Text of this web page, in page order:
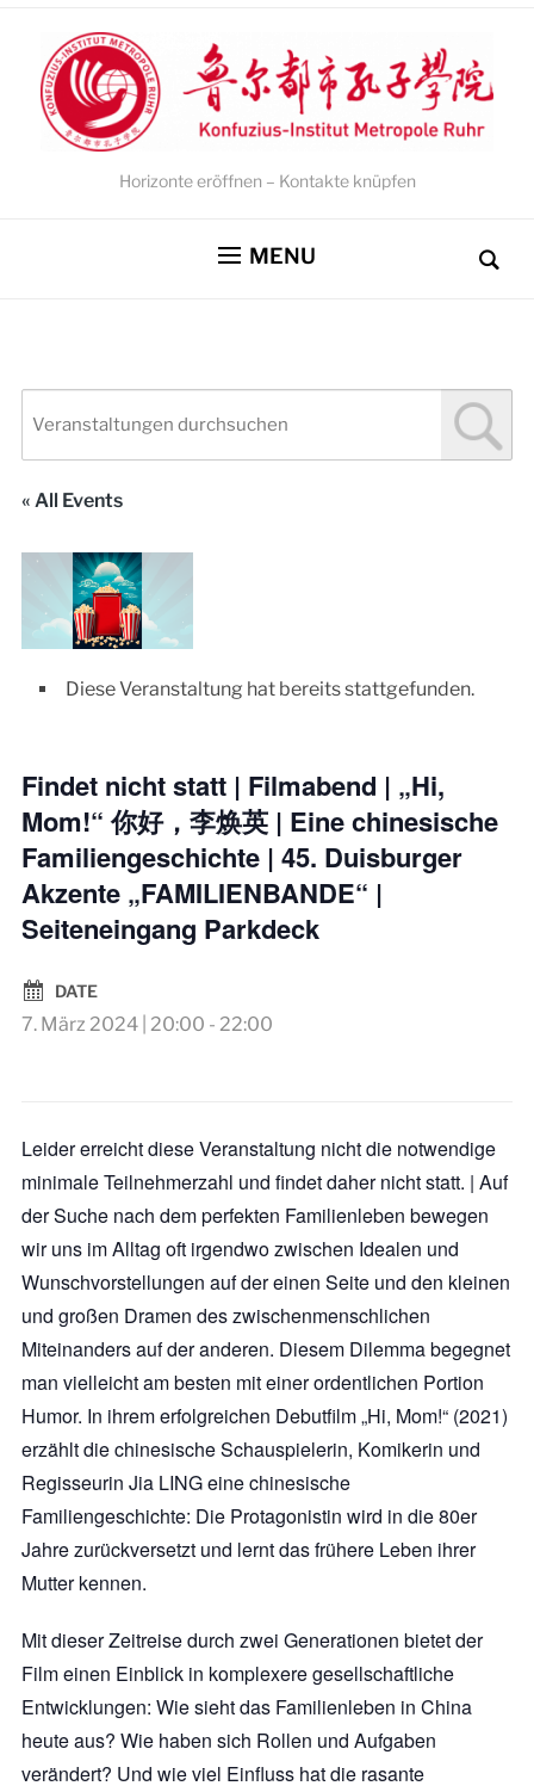
Horizonte eröffnen – Kontakte knüpfen
MENU
« All Events
Diese Veranstaltung hat bereits stattgefunden.
Findet nicht statt | Filmabend | „Hi,
Mom!“ 你好，李焕英 | Eine chinesische
Familiengeschichte | 45. Duisburger
Akzente „FAMILIENBANDE“ |
Seiteneingang Parkdeck
DATE
7. März 2024 | 20:00 - 22:00
Leider erreicht diese Veranstaltung nicht die notwendige
minimale Teilnehmerzahl und findet daher nicht statt. | Auf
der Suche nach dem perfekten Familienleben bewegen
wir uns im Alltag oft irgendwo zwischen Idealen und
Wunschvorstellungen auf der einen Seite und den kleinen
und großen Dramen des zwischenmenschlichen
Miteinanders auf der anderen. Diesem Dilemma begegnet
man vielleicht am besten mit einer ordentlichen Portion
Humor. In ihrem erfolgreichen Debutfilm „Hi, Mom!“ (2021)
erzählt die chinesische Schauspielerin, Komikerin und
Regisseurin Jia LING eine chinesische
Familiengeschichte: Die Protagonistin wird in die 80er
Jahre zurückversetzt und lernt das frühere Leben ihrer
Mutter kennen.
Mit dieser Zeitreise durch zwei Generationen bietet der
Film einen Einblick in komplexere gesellschaftliche
Entwicklungen: Wie sieht das Familienleben in China
heute aus? Wie haben sich Rollen und Aufgaben
verändert? Und wie viel Einfluss hat die rasante